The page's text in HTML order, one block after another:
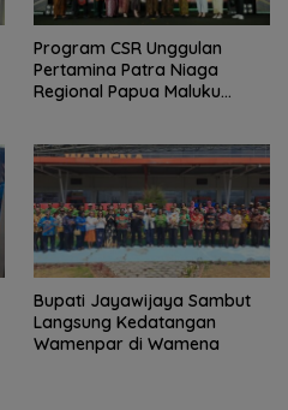
Program CSR Unggulan
Pertamina Patra Niaga
Regional Papua Maluku
Bupati Jayawijaya Sambut
Langsung Kedatangan
Wamenpar di Wamena